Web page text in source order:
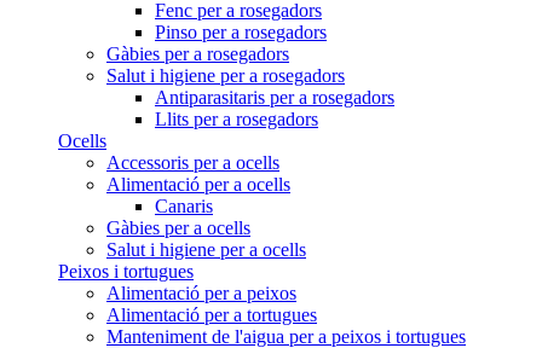
Fenc per a rosegadors
Pinso per a rosegadors
Gàbies per a rosegadors
Salut i higiene per a rosegadors
Antiparasitaris per a rosegadors
Llits per a rosegadors
Ocells
Accessoris per a ocells
Alimentació per a ocells
Canaris
Gàbies per a ocells
Salut i higiene per a ocells
Peixos i tortugues
Alimentació per a peixos
Alimentació per a tortugues
Manteniment de l'aigua per a peixos i tortugues